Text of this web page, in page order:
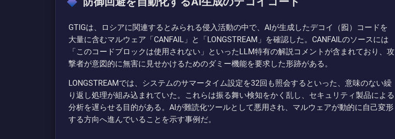
GTIGは、ロシアに関連するとみられる侵入活動の中で、AIが生成したデコイ（囮）コードを
大量に含むマルウェア「CANFAIL」と「LONGSTREAM」を確認した。CANFAILのソースには
「このコードブロックは使用されない」といったLLM特有の解説コメントが含まれており、攻
撃者が意図的に無害に見せかけるためのダミー機能を要求した形跡がある。
LONGSTREAMでは、システムのサマータイム設定を32回も照会するといった、意味のない繰
り返し処理が組み込まれていた。これらは振る舞い検知をかく乱し、セキュリティ製品による
分析を遅らせる目的がある。AIが難読化ツールとして悪用され、マルウェアが動的に自己変形
する方向へ進んでいることを示す事例だ。